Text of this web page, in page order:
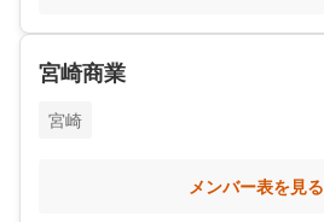
宮崎商業
宮崎
メンバー表を見る